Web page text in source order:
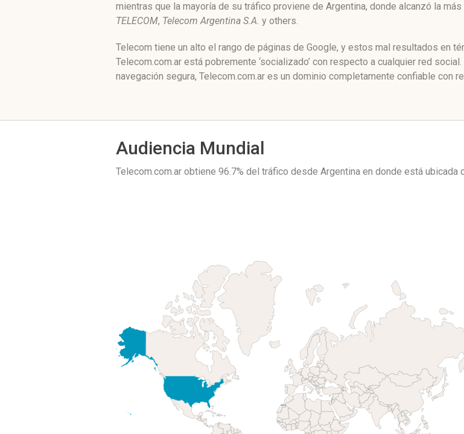
mientras que la mayoría de su tráfico proviene de Argentina, donde alcanzó la
TELECOM, Telecom Argentina S.A. y others.
Telecom tiene un alto el rango de páginas de Google, y estos mal resultados en
Telecom.com.ar está pobremente ‘socializado’ con respecto a cualquier red
navegación segura, Telecom.com.ar es un dominio completamente confiable con
Audiencia Mundial
Telecom.com.ar obtiene 96.7% del tráfico desde Argentina en donde está ubicada